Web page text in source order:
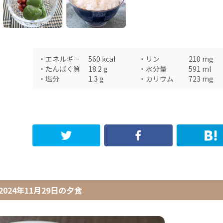
・ エネルギー 560 kcal ・ リン 210 mg
・ たんぱく質 18.2 g ・ 水分量 591 ml
・ 塩分 1.3 g ・ カリウム 723 mg
年11月29日の夕食